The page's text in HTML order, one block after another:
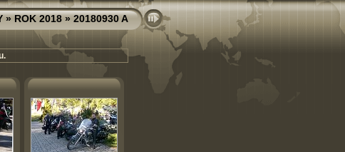
»ROK 2018» 20180930 A